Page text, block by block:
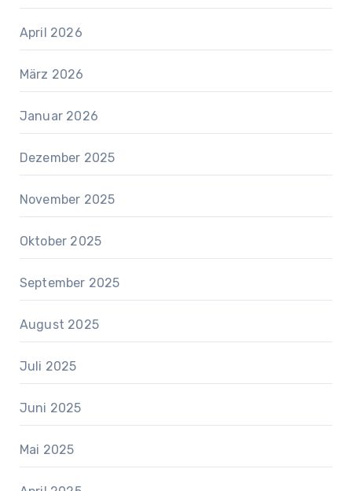
April 2026
März 2026
Januar 2026
Dezember 2025
November 2025
Oktober 2025
September 2025
August 2025
Juli 2025
Juni 2025
Mai 2025